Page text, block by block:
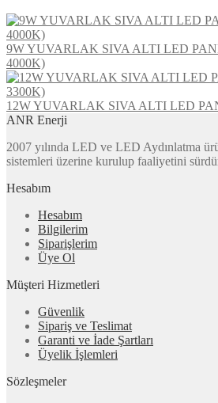
9W YUVARLAK SIVA ALTI LED
4000K)
12W YUVARLAK SIVA ALTI LED
ANR Enerji
2007 yılında LED ve LED Aydınlatma
sistemleri üzerine kurulup faaliyetini
Hesabım
Hesabım
Bilgilerim
Siparişlerim
Üye Ol
Müşteri Hizmetleri
Güvenlik
Sipariş ve Teslimat
Garanti ve İade Şartları
Üyelik İşlemleri
Sözleşmeler